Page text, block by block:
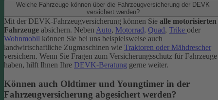
Welche Fahrzeuge können über die Fahrzeugversicherung der DEVK
versichert werden?
Mit der DEVK-Fahrzeugversicherung können Sie alle motorisierten
Fahrzeuge absichern. Neben Auto, Motorrad, Quad, Trike oder
Wohnmobil können Sie bei uns beispielsweise auch
landwirtschaftliche Zugmaschinen wie Traktoren oder Mähdrescher
versichern. Wenn Sie Fragen zum Versicherungsschutz für Fahrzeuge
haben, hilft Ihnen Ihre DEVK-Beratung gerne weiter.
Können auch Oldtimer und Youngtimer in der
Fahrzeugversicherung abgesichert werden?